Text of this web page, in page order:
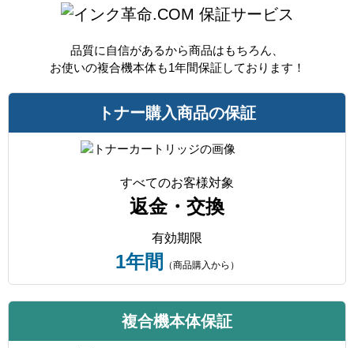
あり
製品タイプ リサイクルトナー
保証サービス
品質に自信があるから商品はもちろん、
お使いの複合機本体も1年間保証しております！
トナー購入商品の保証
すべてのお客様対象
返金・交換
有効期限
1年間 （商品購入から）
複合機本体保証